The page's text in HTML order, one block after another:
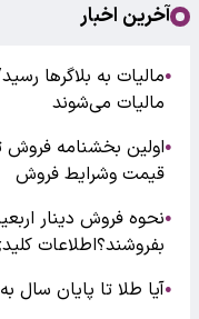
آخرین اخبار
●مالیات به بلاگرها
مالیات می‌شوند
●
قیمت وشرایط فروش
●
بفروشند؟اطلاعات
●آیا طلا تا پایان سال به ۴۵۰۰ دلار می‌رسد؟